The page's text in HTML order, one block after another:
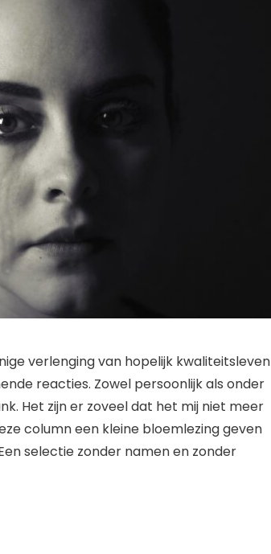
verlenging van hopelijk kwaliteitsleven
reacties. Zowel persoonlijk als onder
Het zijn er zoveel dat het mij niet meer
column een kleine bloemlezing geven
selectie zonder namen en zonder